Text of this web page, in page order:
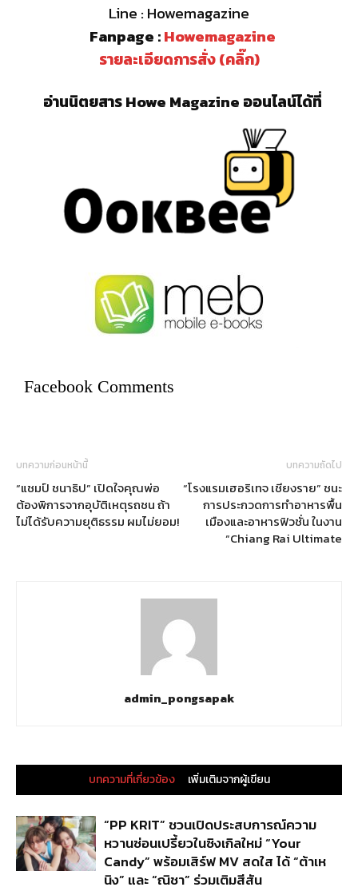
Line : Howemagazine
Fanpage :Howemagazine
รายละเอียดการสั่ง (คลิ๊ก)
อ่านนิตยสาร Howe Magazine ออนไลน์ได้ที่
Facebook Comments
บทความก่อนหน้านี้
“แชมป์ ชนาธิป” เปิดใจคุณพ่อ
ต้องพิการจากอุบัติเหตุรถชน ถ้า
ไม่ได้รับความยุติธรรม ผมไม่ยอม!
บทความถัดไป
“โรงแรมเฮอริเทจ เชียงราย” ชนะ
การประกวดการทำอาหารพื้น
เมืองและอาหารฟิวชั่น ในงาน
“Chiang Rai Ultimate
admin_pongsapak
บทความที่เกี่ยวข้อง เพิ่มเติมจากผู้เขียน
“PP KRIT” ชวนเปิดประสบการณ์ความ
หวานซ่อนเปรี้ยวในซิงเกิลใหม่ “Your
Candy” พร้อมเสิร์ฟ MV สดใส ได้ “ต้าเห
นิง” และ “ณิชา” ร่วมเติมสีสัน